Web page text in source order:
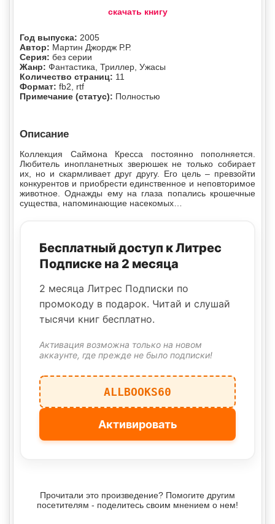
скачать книгу
Год выпуска: 2005
Автор: Мартин Джордж Р.Р.
Серия: без серии
Жанр: Фантастика, Триллер, Ужасы
Количество страниц: 11
Формат: fb2, rtf
Примечание (статус): Полностью
Описание
Коллекция Саймона Кресса постоянно пополняется.
Любитель инопланетных зверюшек не только собирает
их, но и скармливает друг другу. Его цель – превзойти
конкурентов и приобрести единственное и неповторимое
животное. Однажды ему на глаза попались крошечные
существа, напоминающие насекомых…
Бесплатный доступ к Литрес
Подписке на 2 месяца
2 месяца Литрес Подписки по
промокоду в подарок. Читай и слушай
тысячи книг бесплатно.
Активация возможна только на новом
аккаунте, где прежде не было подписки!
ALLBOOKS60
Активировать
Прочитали это произведение? Помогите другим
посетителям - поделитесь своим мнением о нем!